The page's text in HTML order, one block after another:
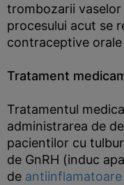
trombozarii vaselor
procesului acut se
contraceptive orale
Tratament
Tratamentul
administrarea de
pacientilor cu
de GnRH (induc
de